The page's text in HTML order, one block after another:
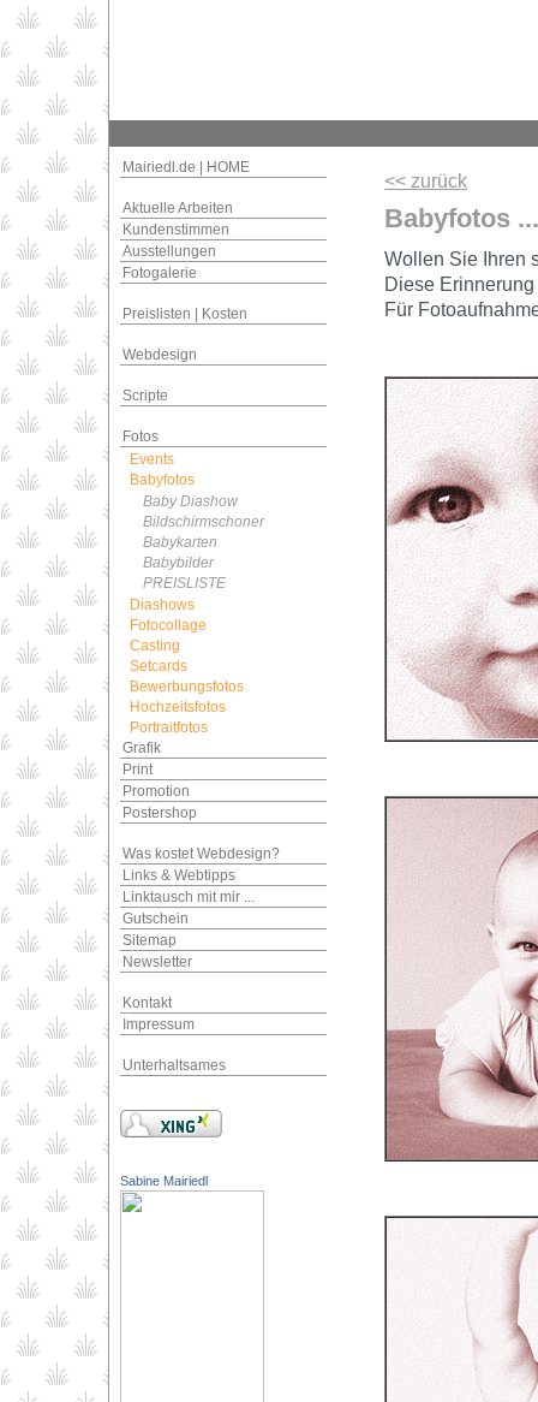
Mairiedl.de | HOME
Aktuelle Arbeiten
Kundenstimmen
Ausstellungen
Fotogalerie
Preislisten | Kosten
Webdesign
Scripte
Fotos
Events
Babyfotos
Baby Diashow
Bildschirmschoner
Babykarten
Babybilder
PREISLISTE
Diashows
Fotocollage
Casting
Setcards
Bewerbungsfotos
Hochzeitsfotos
Portraitfotos
Grafik
Print
Promotion
Postershop
Was kostet Webdesign?
Links & Webtipps
Linktausch mit mir ...
Gutschein
Sitemap
Newsletter
Kontakt
Impressum
Unterhaltsames
Sabine Mairiedl
<< zurück
Babyfotos ...
Wollen Sie Ihren
Diese
Für